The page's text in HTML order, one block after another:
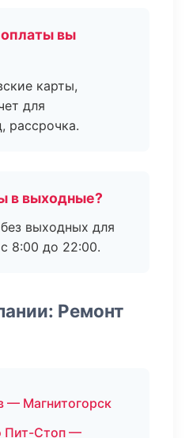
вы
карты,
для
рассрочка.
в выходные?
выходных для
8:00 до 22:00.
Ремонт
— Магнитогорск
Пит-Стоп —